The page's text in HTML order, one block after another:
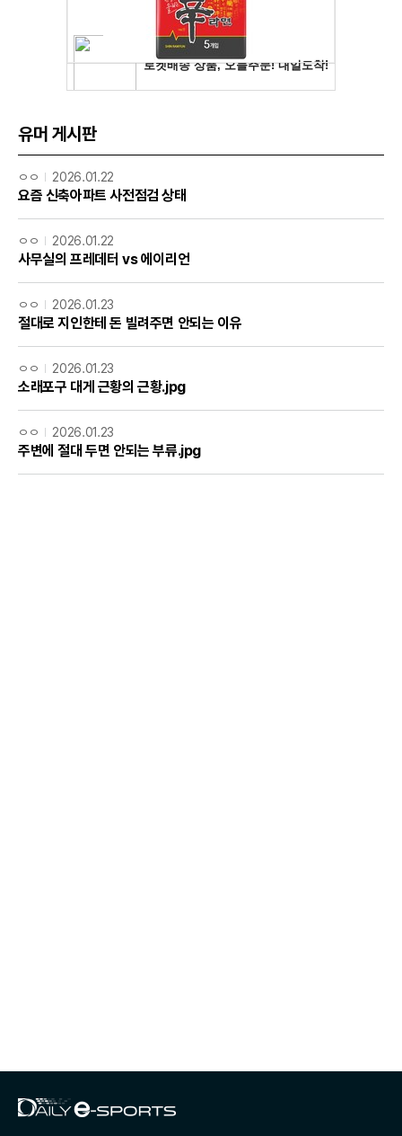
유머 게시판
ㅇㅇ 2026.01.22
요즘 신축아파트 사전점검 상태
ㅇㅇ 2026.01.22
사무실의 프레데터 vs 에이리언
ㅇㅇ 2026.01.23
절대로 지인한테 돈 빌려주면 안되는 이유
ㅇㅇ 2026.01.23
소래포구 대게 근황의 근황.jpg
ㅇㅇ 2026.01.23
주변에 절대 두면 안되는 부류.jpg